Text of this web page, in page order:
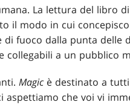
La lettura del libro
il modo in cui
fuoco dalla punta delle
collegabili a un pubblico
Magic è destinato a
che voi vi